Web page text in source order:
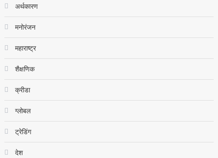
अर्थकारण
मनोरंजन
महाराष्ट्र
शैक्षणिक
क्रीडा
ग्लोबल
ट्रेडिंग
देश